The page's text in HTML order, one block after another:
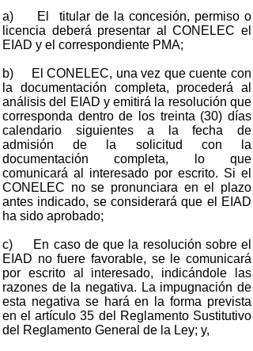
a) El titular de la concesión, permiso o
licencia deberá presentar al CONELEC el
EIAD y el correspondiente PMA;
b) El CONELEC, una vez que cuente con
la documentación completa, procederá al
análisis del EIAD y emitirá la resolución que
corresponda dentro de los treinta (30) días
calendario siguientes a la fecha de
admisión de la solicitud con la
documentación completa, lo que
comunicará al interesado por escrito. Si el
CONELEC no se pronunciara en el plazo
antes indicado, se considerará que el EIAD
ha sido aprobado;
c) En caso de que la resolución sobre el
EIAD no fuere favorable, se le comunicará
por escrito al interesado, indicándole las
razones de la negativa. La impugnación de
esta negativa se hará en la forma prevista
en el artículo 35 del Reglamento Sustitutivo
del Reglamento General de la Ley; y,